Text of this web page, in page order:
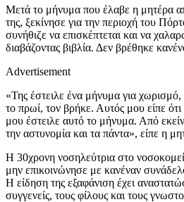
Μετά το μήνυμα που έλαβε η μητέρα
της, ξεκίνησε για την περιοχή του
συνήθιζε να επισκέπτεται και να
διαβάζοντας βιβλία. Δεν βρέθηκε
Advertisement
«Της έστειλε ένα μήνυμα για
το πρωί, τον βρήκε. Αυτός μου είπε
μου έστειλε αυτό το μήνυμα. Από
την αστυνομία και τα πάντα», είπε η
Η 30χρονη νοσηλεύτρια στο
μην επικοινώνησε με κανέναν
Η είδηση της εξαφάνιση έχει
συγγενείς, τους φίλους και τους